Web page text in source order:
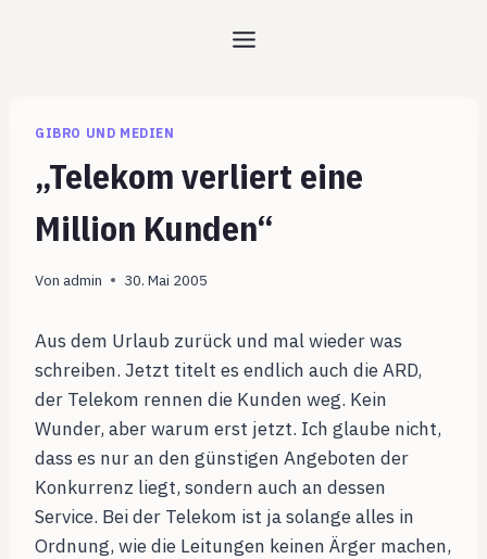
GIBRO UND MEDIEN
„Telekom verliert eine
Million Kunden“
Von admin 30. Mai 2005
Aus dem Urlaub zurück und mal wieder was
schreiben. Jetzt titelt es endlich auch die ARD,
der Telekom rennen die Kunden weg. Kein
Wunder, aber warum erst jetzt. Ich glaube nicht,
dass es nur an den günstigen Angeboten der
Konkurrenz liegt, sondern auch an dessen
Service. Bei der Telekom ist ja solange alles in
Ordnung, wie die Leitungen keinen Ärger machen,